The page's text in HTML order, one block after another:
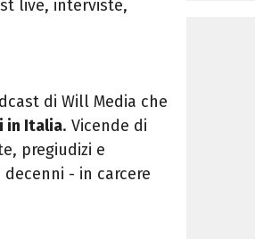
live, interviste,
di Will Media che
in Italia. Vicende di
pregiudizi e
- in carcere